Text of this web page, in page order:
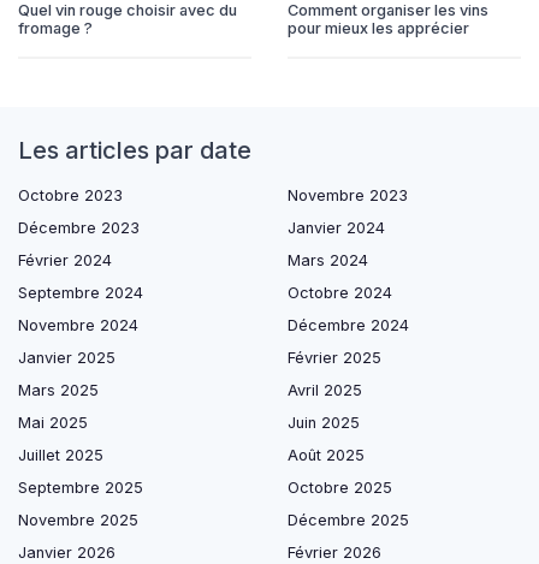
Quel vin rouge choisir avec du
fromage ?
Comment organiser les vins
pour mieux les apprécier
Les articles par date
Octobre 2023
Novembre 2023
Décembre 2023
Janvier 2024
Février 2024
Mars 2024
Septembre 2024
Octobre 2024
Novembre 2024
Décembre 2024
Janvier 2025
Février 2025
Mars 2025
Avril 2025
Mai 2025
Juin 2025
Juillet 2025
Août 2025
Septembre 2025
Octobre 2025
Novembre 2025
Décembre 2025
Janvier 2026
Février 2026